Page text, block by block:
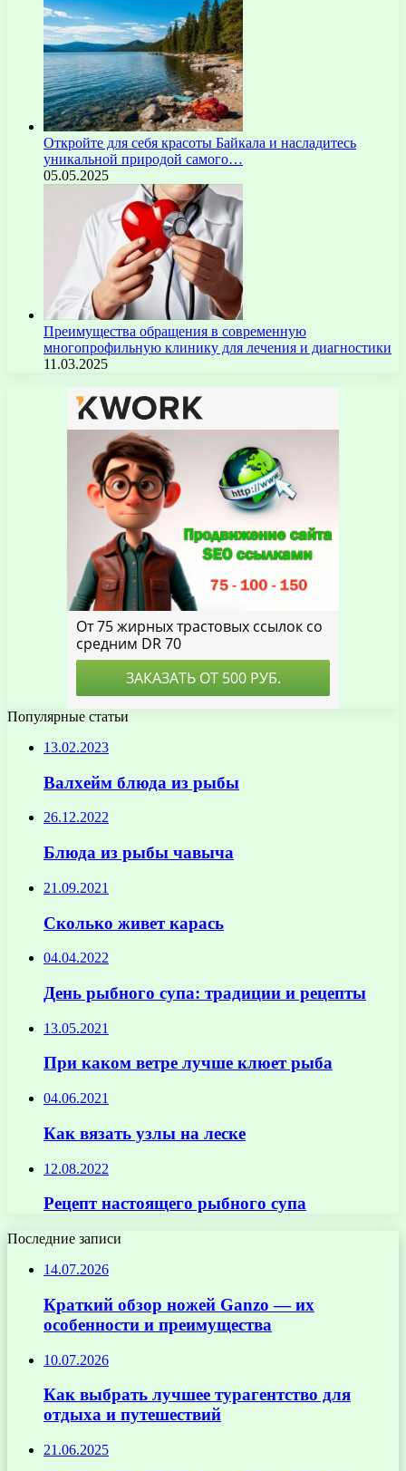
Откройте для себя красоты Байкала и насладитесь
уникальной природой самого…
05.05.2025
Преимущества обращения в современную
многопрофильную клинику для лечения и диагностики
11.03.2025
Популярные статьи
13.02.2023
Валхейм блюда из рыбы
26.12.2022
Блюда из рыбы чавыча
21.09.2021
Сколько живет карась
04.04.2022
День рыбного супа: традиции и рецепты
13.05.2021
При каком ветре лучше клюет рыба
04.06.2021
Как вязать узлы на леске
12.08.2022
Рецепт настоящего рыбного супа
Последние записи
14.07.2026
Краткий обзор ножей Ganzo — их
особенности и преимущества
10.07.2026
Как выбрать лучшее турагентство для
отдыха и путешествий
21.06.2025